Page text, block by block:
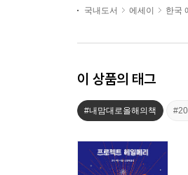
국내도서 에세이 한국
이 상품의 태그
#내맘대로올해의책